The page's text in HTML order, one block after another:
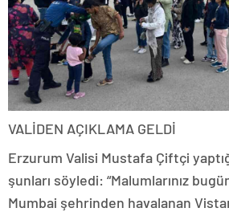
VALİDEN AÇIKLAMA GELDİ
Erzurum Valisi Mustafa Çiftçi
şunları söyledi: “Malumlarınız
Mumbai şehrinden havalanan